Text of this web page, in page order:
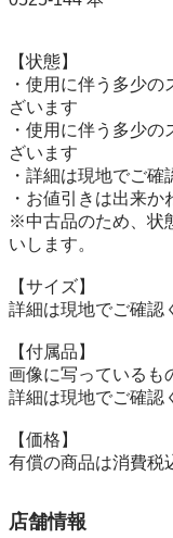
【状態】
・使用に伴う多少
ざいます
・使用に伴う多少
ざいます
・詳細は現地でご確
・お値引きは出来
※中古品のため、状
いします。
【サイズ】
詳細は現地でご確認
【付属品】
画像に写っているも
詳細は現地でご確認
【価格】
有償の商品は消費税
店舗情報